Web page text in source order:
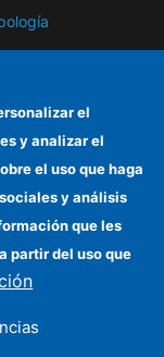
el
y analizar el
el uso que haga
y análisis
que les
partir del uso que